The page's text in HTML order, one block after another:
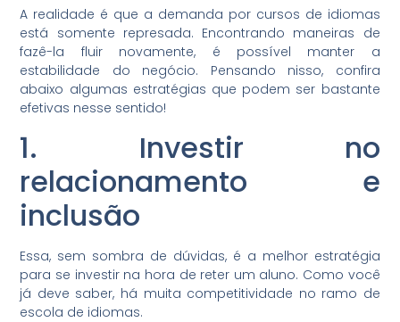
A realidade é que a demanda por cursos de idiomas
está somente represada. Encontrando maneiras de
fazê-la fluir novamente, é possível manter a
estabilidade do negócio. Pensando nisso, confira
abaixo algumas estratégias que podem ser bastante
efetivas nesse sentido!
1. Investir no
relacionamento e
inclusão
Essa, sem sombra de dúvidas, é a melhor estratégia
para se investir na hora de reter um aluno. Como você
já deve saber, há muita competitividade no ramo de
escola de idiomas.